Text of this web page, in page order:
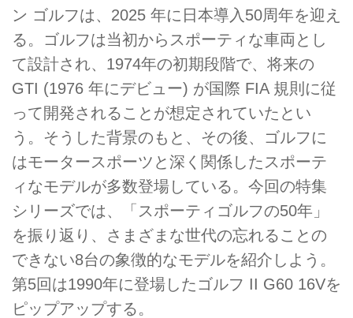
ン ゴルフは、2025 年に日本導入50周年を迎え
る。ゴルフは当初からスポーティな車両とし
て設計され、1974年の初期段階で、将来の
GTI (1976 年にデビュー) が国際 FIA 規則に従
って開発されることが想定されていたとい
う。そうした背景のもと、その後、ゴルフに
はモータースポーツと深く関係したスポーテ
ィなモデルが多数登場している。今回の特集
シリーズでは、「スポーティゴルフの50年」
を振り返り、さまざまな世代の忘れることの
できない8台の象徴的なモデルを紹介しよう。
第5回は1990年に登場したゴルフ II G60 16Vを
ピップアップする。